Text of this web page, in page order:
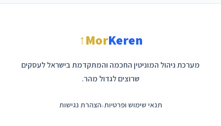
MorKeren
↑
מערכת ניהול המוניטין החכמה והמתקדמת בישראל לעסקים
שרוצים לגדול מהר.
תנאי שימוש ופרטיות•הצהרת נגישות